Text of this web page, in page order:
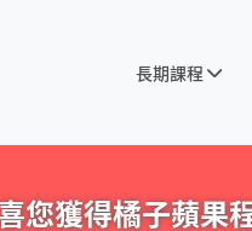
長期課程
您獲得橘子蘋果